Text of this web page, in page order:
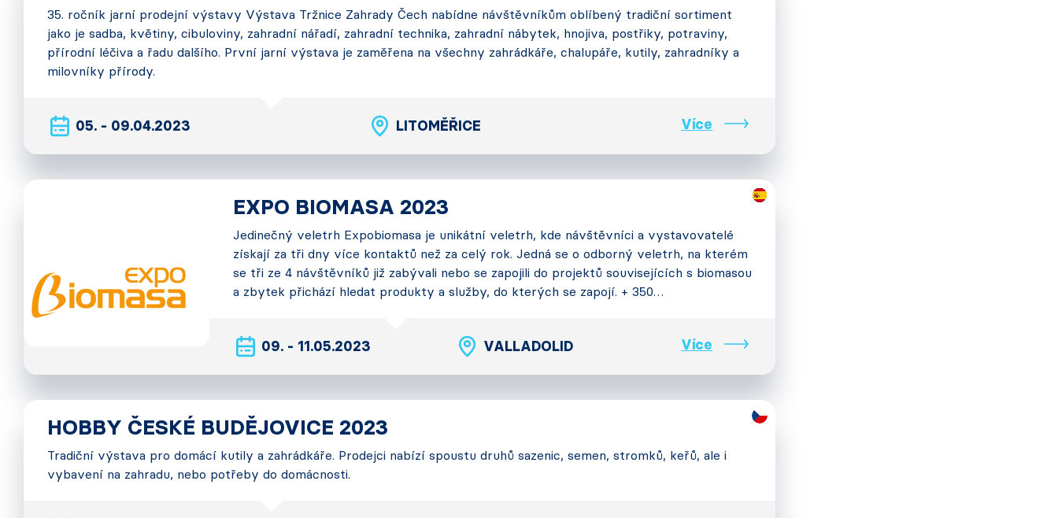
35. ročník jarní prodejní výstavy Výstava Tržnice Zahrady Čech nabídne návštěvníkům oblíbený tradiční sortiment
jako je sadba, květiny, cibuloviny, zahradní nářadí, zahradní technika, zahradní nábytek, hnojiva, postřiky, potraviny,
přírodní léčiva a řadu dalšího. První jarní výstava je zaměřena na všechny zahrádkáře, chalupáře, kutily, zahradníky a
milovníky přírody.
05. - 09.04.2023 LITOMĚŘICE Více
EXPO BIOMASA 2023
Jedinečný veletrh Expobiomasa je unikátní veletrh, kde návštěvníci a vystavovatelé
získají za tři dny více kontaktů než za celý rok. Jedná se o odborný veletrh, na kterém
se tři ze 4 návštěvníků již zabývali nebo se zapojili do projektů souvisejících s biomasou
a zbytek přichází hledat produkty a služby, do kterých se zapojí. + 350…
09. - 11.05.2023 VALLADOLID Více
HOBBY ČESKÉ BUDĚJOVICE 2023
Tradiční výstava pro domácí kutily a zahrádkáře. Prodejci nabízí spoustu druhů sazenic, semen, stromků, keřů, ale i
vybavení na zahradu, nebo potřeby do domácnosti.